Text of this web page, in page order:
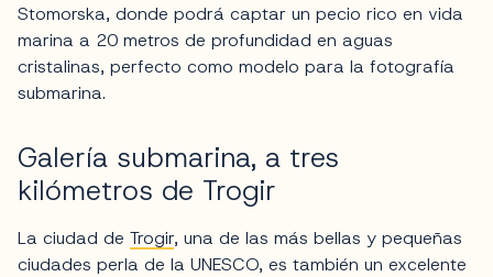
Stomorska, donde podrá captar un pecio rico en vida
marina a 20 metros de profundidad en aguas
cristalinas, perfecto como modelo para la fotografía
submarina.
Galería submarina, a tres
kilómetros de Trogir
La ciudad de Trogir, una de las más bellas y pequeñas
ciudades perla de la UNESCO, es también un excelente